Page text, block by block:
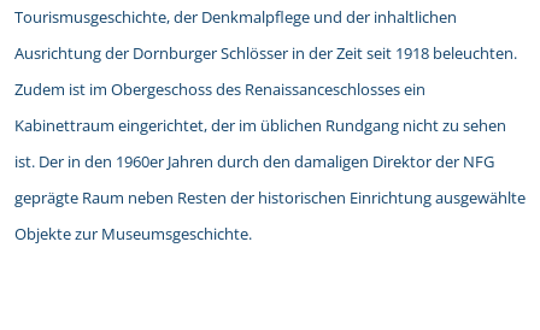
Tourismusgeschichte, der Denkmalpflege und der inhaltlichen
Ausrichtung der Dornburger Schlösser in der Zeit seit 1918 beleuchten.
Zudem ist im Obergeschoss des Renaissanceschlosses ein
Kabinettraum eingerichtet, der im üblichen Rundgang nicht zu sehen
ist. Der in den 1960er Jahren durch den damaligen Direktor der NFG
geprägte Raum neben Resten der historischen Einrichtung ausgewählte
Objekte zur Museumsgeschichte.